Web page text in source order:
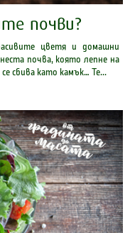
почви?
цветя и домашни
почва, която лепне на
сбива като камък… Те...